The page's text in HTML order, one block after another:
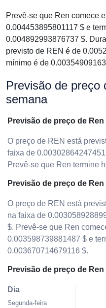
Prevê-se que Ren comece
0.004453895801117 $ e
0.004892993876737 $.
previsto de REN é de
mínimo é de
Previsão de preço
semana
Previsão de preço de
O preço de REN está
faixa de
Prevê-se que Ren termine
Previsão de preço de
O preço de REN está
na faixa de
$. Prevê-se que Ren
0.003598739881487 $ e
0.003670714679116 $.
Previsão de preço de
Dia
Segunda-feira